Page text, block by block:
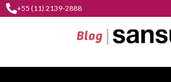
+55 (11) 2139-2888